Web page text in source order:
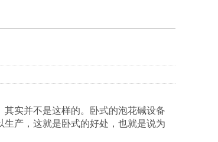
实并不是这样的。卧式的泡花碱设备
产，这就是卧式的好处，也就是说为